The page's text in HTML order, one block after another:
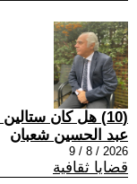
(10) هل كان ستالين مثقفًا...؟
عبد الحسين شعبان
2026 / 8 / 9
قضايا ثقافية